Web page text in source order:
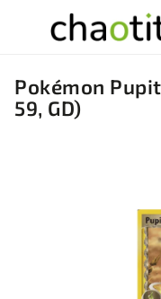
Pokémon
59, GD)